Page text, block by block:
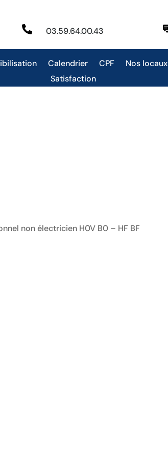
 03.59.64.00.43
Calendrier CPF Nos locaux
Satisfaction
non électricien H0V B0 – HF BF